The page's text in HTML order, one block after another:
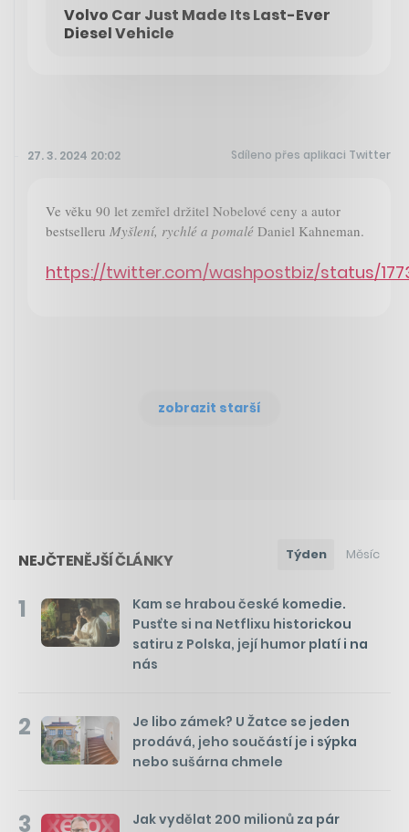
Volvo Car Just Made Its Last-Ever
Diesel Vehicle
27. 3. 2024 20:02 Sdíleno přes aplikaci Twitter
Ve věku 90 let zemřel držitel Nobelové ceny a autor
bestselleru Myšlení, rychlé a pomalé Daniel Kahneman.
https://twitter.com/washpostbiz/status/
zobrazit starší
NEJČTENĚJŠÍ ČLÁNKY Týden Měsíc
1
Kam se hrabou české komedie.
Pusťte si na Netflixu historickou
satiru z Polska, její humor platí i na
nás
2
Je libo zámek? U Žatce se jeden
prodává, jeho součástí je i sýpka
nebo sušárna chmele
3
Jak vydělat 200 milionů za pár